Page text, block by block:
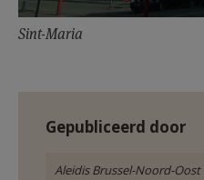
Sint-Maria
Gepubliceerd door
Aleidis Brussel-Noord-Oost